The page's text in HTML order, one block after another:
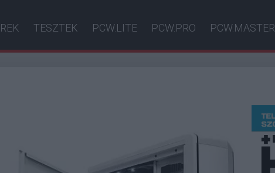
TESZTEK PCW.LITE PCW.PRO PCW.MASTER